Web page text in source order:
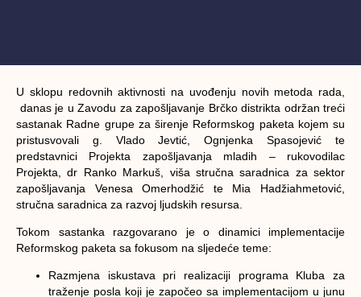
U sklopu redovnih aktivnosti na uvođenju novih metoda rada,
danas je u Zavodu za zapošljavanje Brčko distrikta održan treći
sastanak Radne grupe za širenje Reformskog paketa kojem su
pristusvovali g. Vlado Jevtić, Ognjenka Spasojević te
predstavnici Projekta zapošljavanja mladih – rukovodilac
Projekta, dr Ranko Markuš, viša stručna saradnica za sektor
zapošljavanja Venesa Omerhodžić te Mia Hadžiahmetović,
stručna saradnica za razvoj ljudskih resursa.
Tokom sastanka razgovarano je o dinamici implementacije
Reformskog paketa sa fokusom na sljedeće teme:
Razmjena iskustava pri realizaciji programa Kluba za
traženje posla koji je započeo sa implementacijom u junu